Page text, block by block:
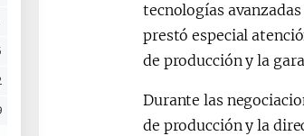
tecnologías
prestó especial
de producción y la
Durante las
de producción y la